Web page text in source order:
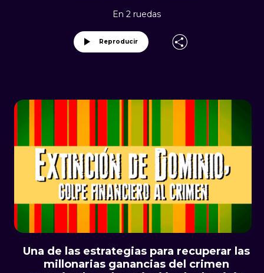
En 2 ruedas
Reproducir
Una de las estrategias para recuperar las
millonarias ganancias del crimen